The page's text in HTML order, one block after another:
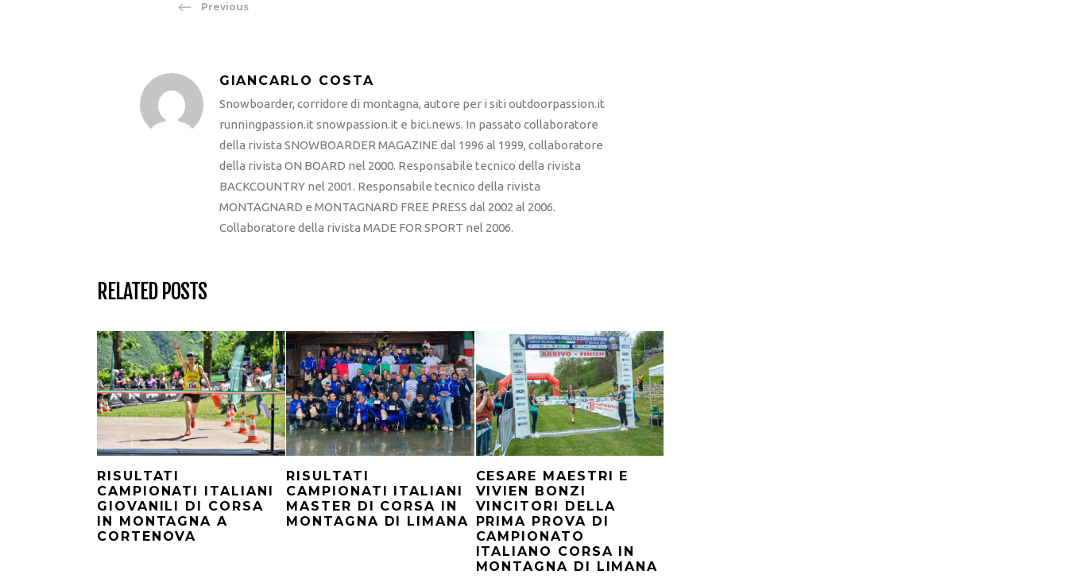
Previous
GIANCARLO COSTA
Snowboarder, corridore di montagna, autore per i siti outdoorpassion.it
runningpassion.it snowpassion.it e bici.news. In passato collaboratore
della rivista SNOWBOARDER MAGAZINE dal 1996 al 1999, collaboratore
della rivista ON BOARD nel 2000. Responsabile tecnico della rivista
BACKCOUNTRY nel 2001. Responsabile tecnico della rivista
MONTAGNARD e MONTAGNARD FREE PRESS dal 2002 al 2006.
Collaboratore della rivista MADE FOR SPORT nel 2006.
RELATED POSTS
RISULTATI
CAMPIONATI ITALIANI
GIOVANILI DI CORSA
IN MONTAGNA A
CORTENOVA
RISULTATI
CAMPIONATI ITALIANI
MASTER DI CORSA IN
MONTAGNA DI LIMANA
CESARE MAESTRI E
VIVIEN BONZI
VINCITORI DELLA
PRIMA PROVA DI
CAMPIONATO
ITALIANO CORSA IN
MONTAGNA DI LIMANA